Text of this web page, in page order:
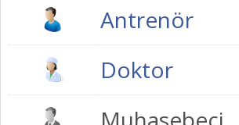
Antrenör
Doktor